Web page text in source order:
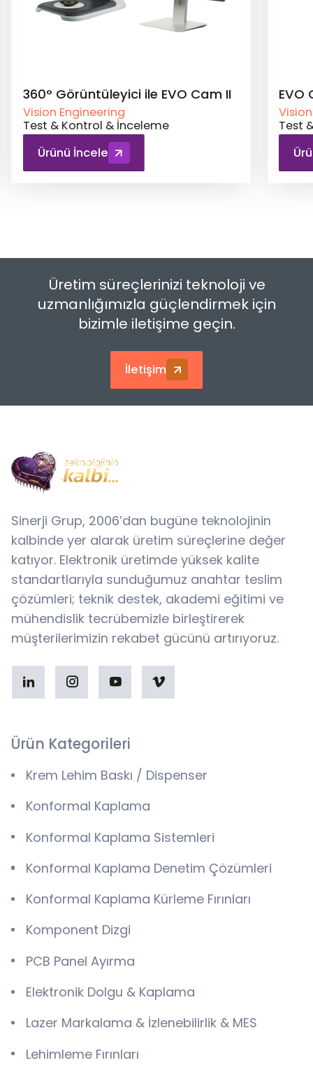
360° Görüntüleyici ile EVO Cam II
Vision Engineering
Test & Kontrol & İnceleme
Ürünü İncele
EVO
Test
Üretim süreçlerinizi teknoloji ve
uzmanlığımızla güçlendirmek için
bizimle iletişime geçin.
İletişim
Sinerji Grup, 2006’dan bugüne teknolojinin
kalbinde yer alarak üretim süreçlerine değer
katıyor. Elektronik üretimde yüksek kalite
standartlarıyla sunduğumuz anahtar teslim
çözümleri; teknik destek, akademi eğitimi ve
mühendislik tecrübemizle birleştirerek
müşterilerimizin rekabet gücünü artırıyoruz.
Ürün Kategorileri
Krem Lehim Baskı / Dispenser
Konformal Kaplama
Konformal Kaplama Sistemleri
Konformal Kaplama Denetim Çözümleri
Konformal Kaplama Kürleme Fırınları
Komponent Dizgi
PCB Panel Ayırma
Elektronik Dolgu & Kaplama
Lazer Markalama & İzlenebilirlik & MES
Lehimleme Fırınları